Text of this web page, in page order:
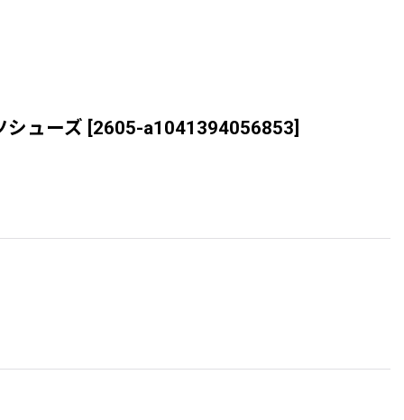
シューズ [2605-a1041394056853]